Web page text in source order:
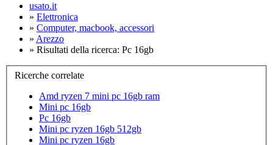
usato.it
» Elettronica
» Computer, macbook, accessori
» Arezzo
» Risultati della ricerca: Pc 16gb
Ricerche correlate
Amd ryzen 7 mini pc 16gb ram
Mini pc 16gb
Pc 16gb
Mini pc ryzen 16gb 512gb
Mini pc ryzen 16gb